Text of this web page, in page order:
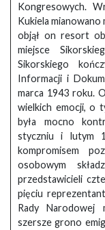
Kongresowych.
Kukiela
objął on resort
miejsce
Sikorskiego
Informacji i
marca 1943 roku.
wielkich emocji, o
była mocno
styczniu i lutym
kompromisem
osobowym
przedstawicieli
pięciu
Rady Narodowej
szersze grono